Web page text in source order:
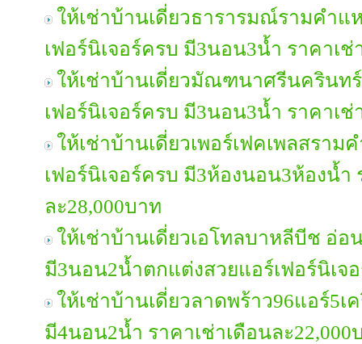
ให้เช่าบ้านเดี่ยวธารารมณ์รามคำแ
เฟอร์นิเจอร์ครบ มี3นอน3น้ำ ราคาเช่
ให้เช่าบ้านเดี่ยวมัณฑนาศรีนครินท
เฟอร์นิเจอร์ครบ มี3นอน3น้ำ ราคาเช่
ให้เช่าบ้านเดี่ยวเพอร์เฟคเพลสราม
เฟอร์นิเจอร์ครบ มี3ห้องนอน3ห้องน้ำ
ละ28,000บาท
ให้เช่าบ้านเดี่ยวเอโทลบาหลีบีช อ่อ
มี3นอน2น้ำตกแต่งสวยแอร์เฟอร์นิเจ
ให้เช่าบ้านเดี่ยวลาดพร้าว96แอร์5เ
มี4นอน2น้ำ ราคาเช่าเดือนละ22,000